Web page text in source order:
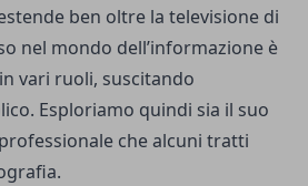
ben oltre la televisione di
nel mondo dell’informazione è
vari ruoli, suscitando
Esploriamo quindi sia il suo
che alcuni tratti